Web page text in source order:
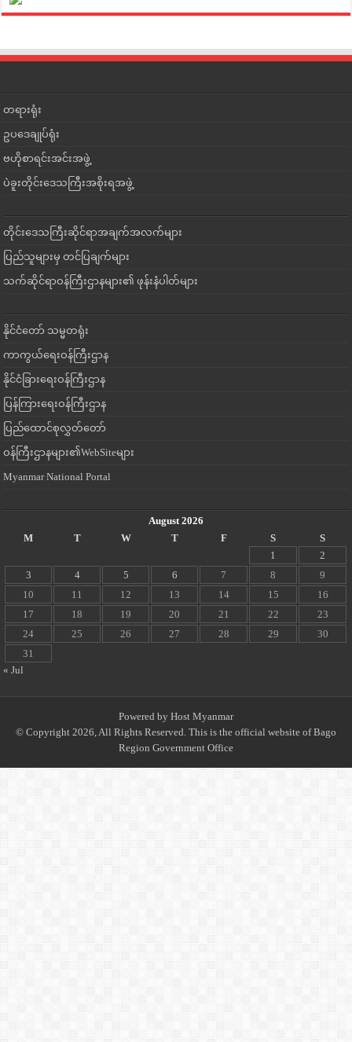
တရားရုံး
ဥပဒေချုပ်ရုံး
ဗဟိုစာရင်းအင်းအဖွဲ့
ပဲခူးတိုင်းဒေသကြီးအစိုးရအဖွဲ့
တိုင်းဒေသကြီးဆိုင်ရာအချက်အလက်များ
ပြည်သူများမှ တင်ပြချက်များ
သက်ဆိုင်ရာဝန်ကြီးဌာနများ၏ ဖုန်းနံပါတ်များ
နိုင်ငံတော် သမ္မတရုံး
ကာကွယ်ရေးဝန်ကြီးဌာန
နိုင်ငံခြားရေးဝန်ကြီးဌာန
ပြန်ကြားရေးဝန်ကြီးဌာန
ပြည်ထောင်စုလွှတ်တော်
ဝန်ကြီးဌာနများ၏WebSiteများ
Myanmar National Portal
August 2026
M
T W T F S
S
1
2
3
4 5 6 7 8
9
10
11 12 13 14 15
16
17
18 19 20 21 22
23
24
25 26 27 28 29
30
31
« Jul
Powered by Host Myanmar
© Copyright 2026, All Rights Reserved. This is the official website of Bago
Region Government Office